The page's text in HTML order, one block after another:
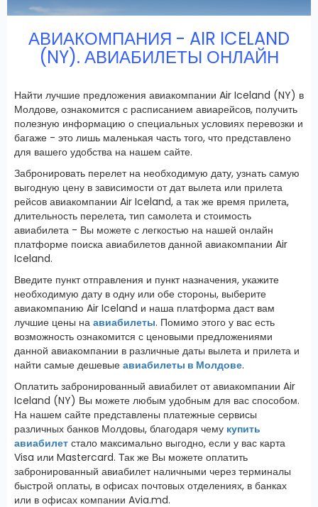
АВИАКОМПАНИЯ - AIR ICELAND
(NY). АВИАБИЛЕТЫ ОНЛАЙН
Найти лучшие предложения авиакомпании Air Iceland (NY) в
Молдове, ознакомится с расписанием авиарейсов, получить
полезную информацию о специальных условиях перевозки и
багаже - это лишь маленькая часть того, что представлено
для вашего удобства на нашем сайте.
Забронировать перелет на необходимую дату, узнать самую
выгодную цену в зависимости от дат вылета или прилета
рейсов авиакомпании Air Iceland, а так же время прилета,
длительность перелета, тип самолета и стоимость
авиабилета - Вы можете с легкостью на нашей онлайн
платформе поиска авиабилетов данной авиакомпании Air
Iceland.
Введите пункт отправления и пункт назначения, укажите
необходимую дату в одну или обе стороны, выберите
авиакомпанию Air Iceland и наша платформа даст вам
лучшие цены на авиабилеты. Помимо этого у вас есть
возможность ознакомится с ценовыми предложениями
данной авиакомпании в различные даты вылета и прилета и
найти самые дешевые авиабилеты в Молдове.
Оплатить забронированный авиабилет от авиакомпании Air
Iceland (NY) Вы можете любым удобным для вас способом.
На нашем сайте представлены платежные сервисы
различных банков Молдовы, благодаря чему купить
авиабилет стало максимально выгодно, если у вас карта
Visa или Mastercard. Так же Вы можете оплатить
забронированный авиабилет наличными через терминалы
быстрой оплаты, в офисах почтовых отделениях, в банках
или в офисах компании Avia.md.